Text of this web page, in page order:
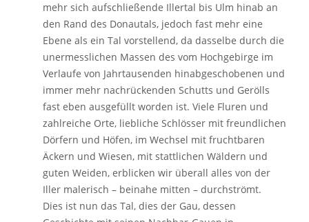
mehr sich aufschließende Illertal bis Ulm hinab an
den Rand des Donautals, jedoch fast mehr eine
Ebene als ein Tal vorstellend, da dasselbe durch die
unermesslichen Massen des vom Hochgebirge im
Verlaufe von Jahrtausenden hinabgeschobenen und
immer mehr nachrückenden Schutts und Gerölls
fast eben ausgefüllt worden ist. Viele Fluren und
zahlreiche Orte, liebliche Schlösser mit freundlichen
Dörfern und Höfen, im Wechsel mit fruchtbaren
Äckern und Wiesen, mit stattlichen Wäldern und
guten Weiden, erblicken wir überall alles von der
Iller malerisch – beinahe mitten – durchströmt.
Dies ist nun das Tal, dies der Gau, dessen